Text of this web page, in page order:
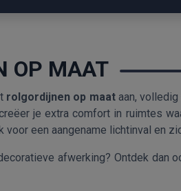
OP MAAT
rolgordijnen op maataan,
je extra comfort in ruimtes
een aangename lichtinval en
afwerking? Ontdek dan